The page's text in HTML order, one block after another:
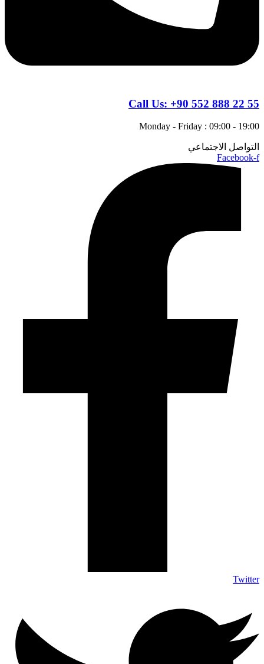
Call Us: +90 552 888 22 55
Monday - Friday : 09:00 - 19:00
التواصل الاجتماعي
Facebook-f
Twitter